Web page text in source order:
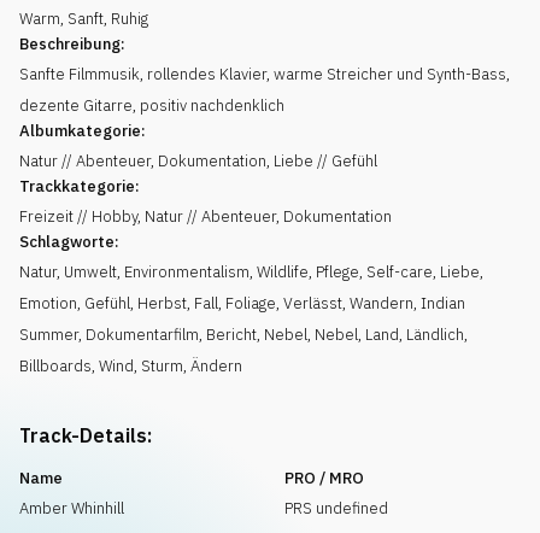
Warm, Sanft, Ruhig
Beschreibung:
Sanfte Filmmusik, rollendes Klavier, warme Streicher und Synth-Bass,
dezente Gitarre, positiv nachdenklich
Albumkategorie:
Natur // Abenteuer, Dokumentation, Liebe // Gefühl
Trackkategorie:
Freizeit // Hobby, Natur // Abenteuer, Dokumentation
Schlagworte:
Natur, Umwelt, Environmentalism, Wildlife, Pflege, Self-care, Liebe,
Emotion, Gefühl, Herbst, Fall, Foliage, Verlässt, Wandern, Indian
Summer, Dokumentarfilm, Bericht, Nebel, Nebel, Land, Ländlich,
Billboards, Wind, Sturm, Ändern
Track-Details:
Name
Amber Whinhill
PRO / MRO
PRS undefined